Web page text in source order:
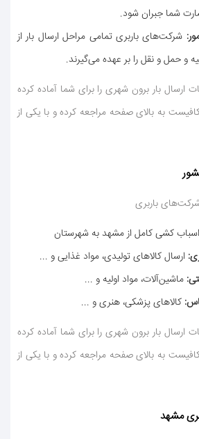
شما جبران شود.
: شركت‌های باربری تمامی مراحل ارسال بار از
و حمل و نقل را بر عهده می‌گیرند.
ارسال بار برون شهری را برای شما آماده كرده
به بالای صفحه مراجعه كرده و با یكی از
باربری
اسباب كشی كامل از مشهد به شهرستان
: ارسال كالاهای تولیدی، مواد غذایی و ...
: ماشین‌آلات، مواد اولیه و ...
: كالاهای پزشكی، هنری و ...
ارسال بار برون شهری را برای شما آماده كرده
به بالای صفحه مراجعه كرده و با یكی از
مشهد